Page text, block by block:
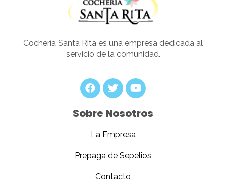
Cochería Santa Rita es una empresa dedicada al
servicio de la comunidad.
Sobre Nosotros
La Empresa
Prepaga de Sepelios
Contacto